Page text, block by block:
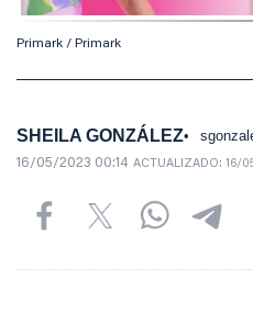
Primark / Primark
SHEILA GONZÁLEZ
16/05/2023 00:14 ACTUALIZADO: 16/